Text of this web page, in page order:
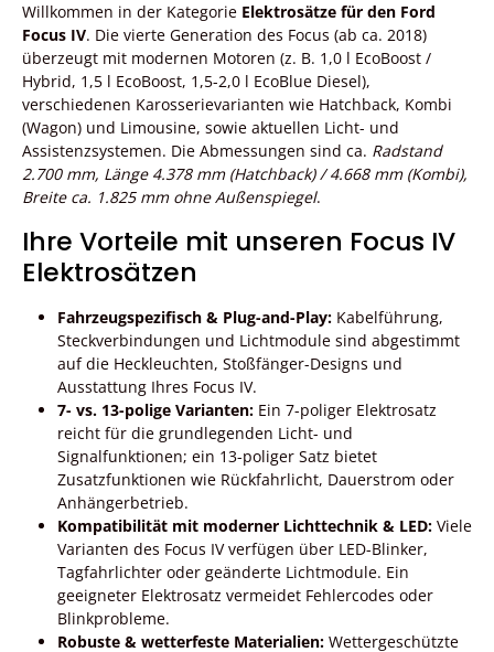
Willkommen in der Kategorie Elektrosätze für den Ford
Focus IV. Die vierte Generation des Focus (ab ca. 2018)
überzeugt mit modernen Motoren (z. B. 1,0 l EcoBoost /
Hybrid, 1,5 l EcoBoost, 1,5-2,0 l EcoBlue Diesel),
verschiedenen Karosserievarianten wie Hatchback, Kombi
(Wagon) und Limousine, sowie aktuellen Licht- und
Assistenzsystemen. Die Abmessungen sind ca. Radstand
2.700 mm, Länge 4.378 mm (Hatchback) / 4.668 mm (Kombi),
Breite ca. 1.825 mm ohne Außenspiegel.
Ihre Vorteile mit unseren Focus IV
Elektrosätzen
Fahrzeugspezifisch & Plug-and-Play: Kabelführung,
Steckverbindungen und Lichtmodule sind abgestimmt
auf die Heckleuchten, Stoßfänger-Designs und
Ausstattung Ihres Focus IV.
7- vs. 13-polige Varianten: Ein 7-poliger Elektrosatz
reicht für die grundlegenden Licht- und
Signalfunktionen; ein 13-poliger Satz bietet
Zusatzfunktionen wie Rückfahrlicht, Dauerstrom oder
Anhängerbetrieb.
Kompatibilität mit moderner Lichttechnik & LED: Viele
Varianten des Focus IV verfügen über LED-Blinker,
Tagfahrlichter oder geänderte Lichtmodule. Ein
geeigneter Elektrosatz vermeidet Fehlercodes oder
Blinkprobleme.
Robuste & wetterfeste Materialien: Wettergeschützte